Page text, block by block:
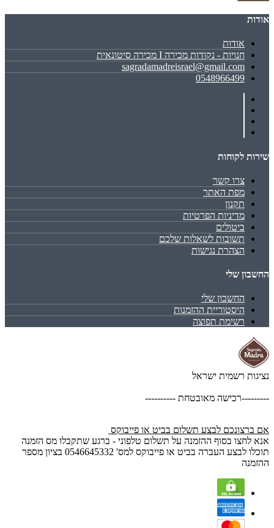
אודות
אודות
חנויות - נקודות מכירה I מכירה סיטונאית
sagradamadreisrael@gmail.com
0548966499
שירות לקוחות
צרו קשר
מפת האתר
תקנון
מדיניות הפרטיות
ביטולים
תשובות לשאלות שלכם
הצהרת נגישות
החשבון שלי
החשבון שלי
היסטוריית ההזמנות
רשימת תפוצה
נציגות רשמית ישראל
---------רכישה מאובטחת ----------
אם ברצונכם לבצע תשלום בביט או פייבוקס
אנא לחצו בסוף ההזמנה על תשלום טלפוני - ברגע שתקבלו מס הזמנה
תוכלו לבצע העברה בביט או פייבוקס למס' 0546645332 בציון מספר
ההזמנה